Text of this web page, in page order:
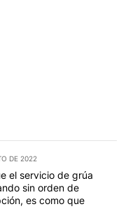
DE 2022
el servicio de grúa
sin orden de
es como que